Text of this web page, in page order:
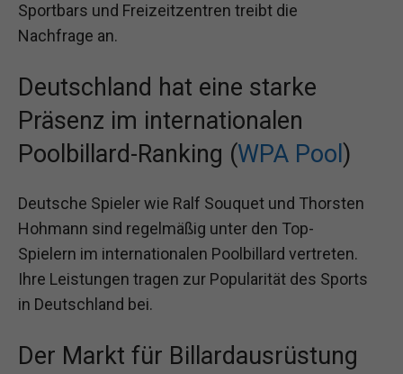
Sportbars und Freizeitzentren treibt die
Nachfrage an.
Deutschland hat eine starke
Präsenz im internationalen
Poolbillard-Ranking (WPA Pool )
Deutsche Spieler wie Ralf Souquet und Thorsten
Hohmann sind regelmäßig unter den Top-
Spielern im internationalen Poolbillard vertreten.
Ihre Leistungen tragen zur Popularität des Sports
in Deutschland bei.
Der Markt für Billardausrüstung